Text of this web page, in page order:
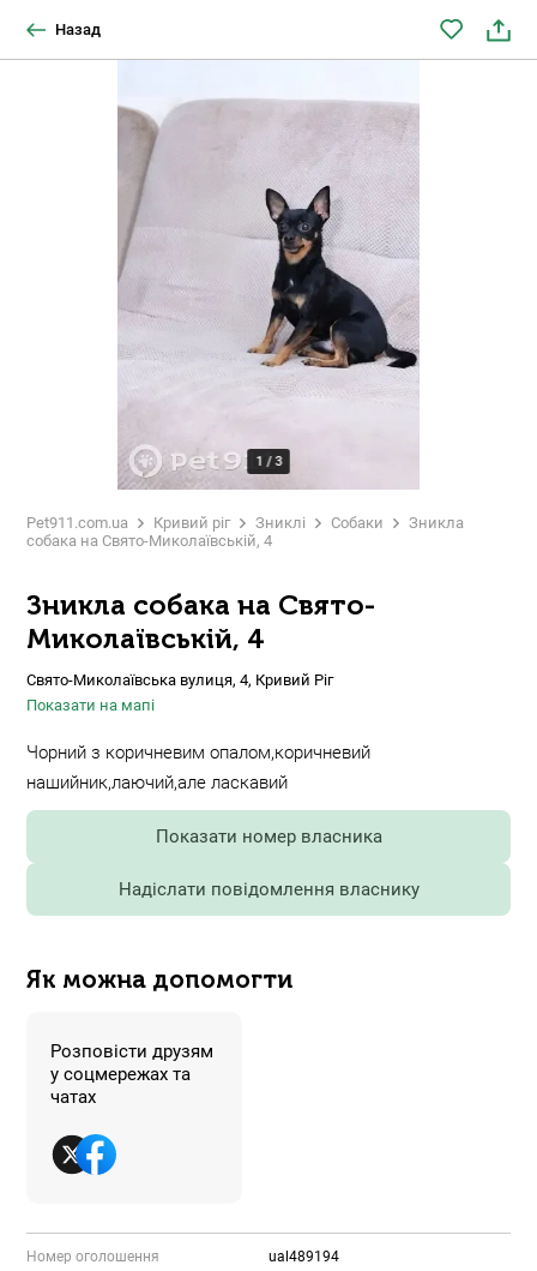
Назад
1 /3
Pet911.com.ua Кривий ріг Зниклі Собаки
Зникла
собака на Свято-Миколаївській, 4
Зникла собака на Свято-
Миколаївській, 4
Свято-Миколаївська вулиця, 4, Кривий Ріг
Показати на мапі
Чорний з коричневим опалом,коричневий
нашийник,лаючий,але ласкавий
Показати номер власника
Надіслати повідомлення власнику
Як можна допомогти
Розповісти друзям
у соцмережах та
чатах
Номер оголошення ual489194